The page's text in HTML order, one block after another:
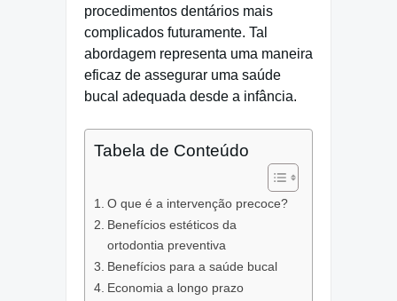
procedimentos dentários mais
complicados futuramente. Tal
abordagem representa uma maneira
eficaz de assegurar uma saúde
bucal adequada desde a infância.
Tabela de Conteúdo
O que é a intervenção precoce?
Benefícios estéticos da
ortodontia preventiva
Benefícios para a saúde bucal
Economia a longo prazo